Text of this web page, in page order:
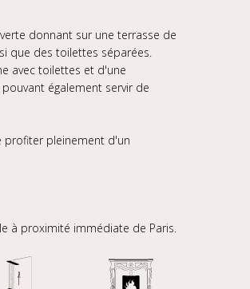
donnant sur une terrasse de
que des toilettes séparées.
avec toilettes et d'une
également servir de
profiter pleinement d'un
à proximité immédiate de Paris.